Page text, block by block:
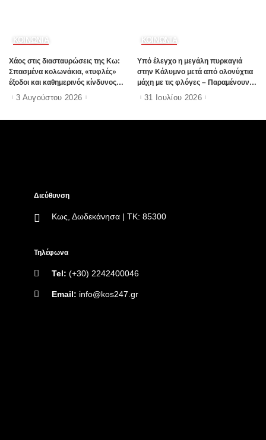
ΚΟΙΝΩΝΙΑ
Χάος στις διασταυρώσεις της Κω:
Σπασμένα κολωνάκια, «τυφλές»
έξοδοι και καθημερινός κίνδυνος
(Φωτορεπορτάζ Ε97)
3 Αυγούστου 2026
ΚΟΙΝΩΝΙΑ
Υπό έλεγχο η μεγάλη πυρκαγιά
στην Κάλυμνο μετά από ολονύχτια
μάχη με τις φλόγες – Παραμένουν
ισχυρές δυνάμεις στην περιοχή
31 Ιουλίου 2026
Διεύθυνση
Κως, Δωδεκάνησα | ΤΚ: 85300
Τηλέφωνα
Tel: (+30) 2242400046
Email: info@kos247.gr